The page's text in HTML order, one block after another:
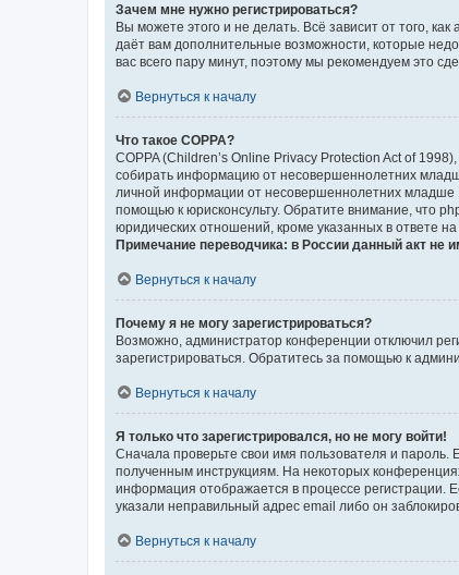
Зачем мне нужно регистрироваться?
Вы можете этого и не делать. Всё зависит от того,
даёт вам дополнительные возможности, которые
вас всего пару минут, поэтому мы рекомендуем это
Вернуться к началу
Что такое COPPA?
COPPA (Children’s Online Privacy Protection Act of
собирать информацию от несовершеннолетних
личной информации от несовершеннолетних младше
помощью к юрисконсульту. Обратите внимание, что
юридических отношений, кроме указанных в ответе
Примечание переводчика: в России данный акт не
Вернуться к началу
Почему я не могу зарегистрироваться?
Возможно, администратор конференции отключил
зарегистрироваться. Обратитесь за помощью к
Вернуться к началу
Я только что зарегистрировался, но не могу войти!
Сначала проверьте свои имя пользователя и пароль.
полученным инструкциям. На некоторых
информация отображается в процессе регистрации.
указали неправильный адрес email либо он
Вернуться к началу